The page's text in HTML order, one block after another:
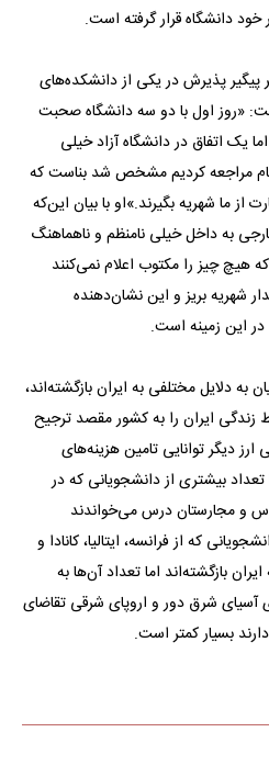
خود دانشگاه قرار گرفته است.
پذیرش در یکی از دانشکده‌های
«روز اول با دو سه دانشگاه صحبت
یک اتفاق در دانشگاه آزاد خیلی
مراجعه کردیم مشخص شد بناست که
از ما شهریه بگیرند.»او با بیان این‌که
به داخل خیلی نامنظم و ناهماهنگ
هیچ چیز را مکتوب اعلام نمی‌کنند
شهریه بریز و این نشان‌دهنده
در این زمینه است.
به دلایل مختلفی به ایران بازگشته‌اند،
زندگی ایران را به کشور مقصد ترجیح
دیگر توانایی تامین هزینه‌های
بیشتری از دانشجویانی که در
و مجارستان درس می‌خواندند
که از فرانسه، ایتالیا، کانادا و
بازگشته‌اند اما تعداد آن‌ها به
شرق دور و اروپای شرقی تقاضای
بسیار کمتر است.